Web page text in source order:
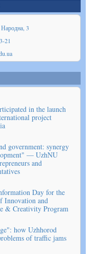
3
21
in the launch
project
government: synergy
— UzhNU
and
Day for the
Innovation and
& Creativity Program
how Uzhhorod
of traffic jams